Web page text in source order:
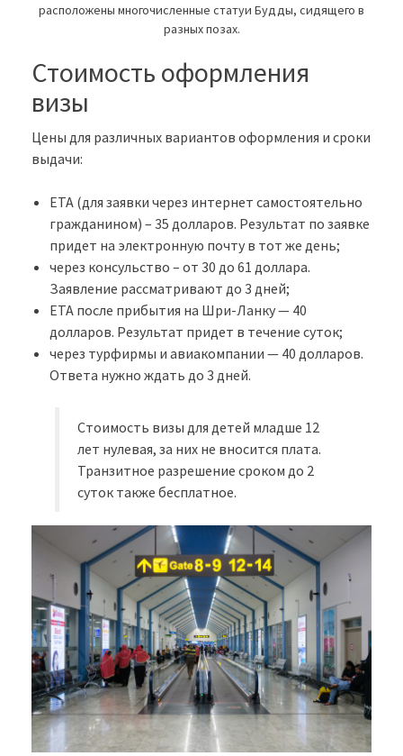
расположены многочисленные статуи Будды, сидящего в
разных позах.
Стоимость оформления
визы
Цены для различных вариантов оформления и сроки
выдачи:
ETA (для заявки через интернет самостоятельно
гражданином) – 35 долларов. Результат по заявке
придет на электронную почту в тот же день;
через консульство – от 30 до 61 доллара.
Заявление рассматривают до 3 дней;
ETA после прибытия на Шри-Ланку — 40
долларов. Результат придет в течение суток;
через турфирмы и авиакомпании — 40 долларов.
Ответа нужно ждать до 3 дней.
Стоимость визы для детей младше 12
лет нулевая, за них не вносится плата.
Транзитное разрешение сроком до 2
суток также бесплатное.